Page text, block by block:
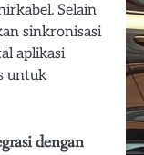
Selain
sinkronisasi
aplikasi
untuk
dengan